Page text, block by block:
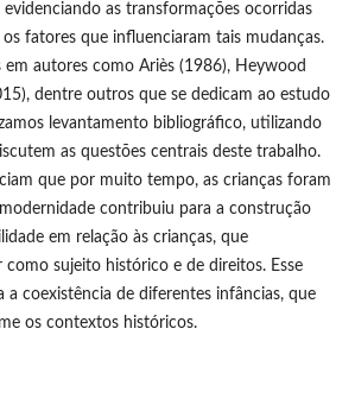
as transformações ocorridas
fatores que influenciaram tais mudanças.
autores como Ariès (1986), Heywood
dentre outros que se dedicam ao estudo
levantamento bibliográfico, utilizando
as questões centrais deste trabalho.
que por muito tempo, as crianças foram
contribuiu para a construção
em relação às crianças, que
sujeito histórico e de direitos. Esse
a coexistência de diferentes infâncias, que
os contextos históricos.